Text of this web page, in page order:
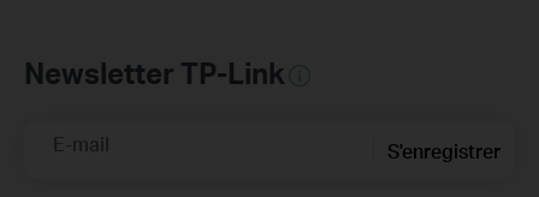
Newsletter TP-Link
E-mail S'enregistrer